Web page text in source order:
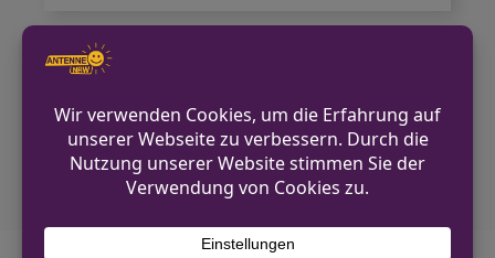
VORHERIGER BEITRAG
Verkehrsunfall auf der BAB1 bei Wuppertal
Polizei Kreis Soest lädt zur PoliTour 2026 für
Motorradfahrer ein